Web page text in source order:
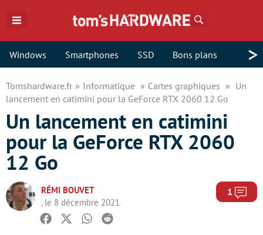
Windows Smartphones SSD Bons plans >
Tomshardware.fr Informatique Cartes graphiques
Un
lancement en catimini pour la GeForce RTX 2060 12 Go
Un lancement en catimini
pour la GeForce RTX 2060
12 Go
RÉMI BOUVET
, le 8 décembre 2021
1
Facebook
TwitterWhatsapp
Reddit